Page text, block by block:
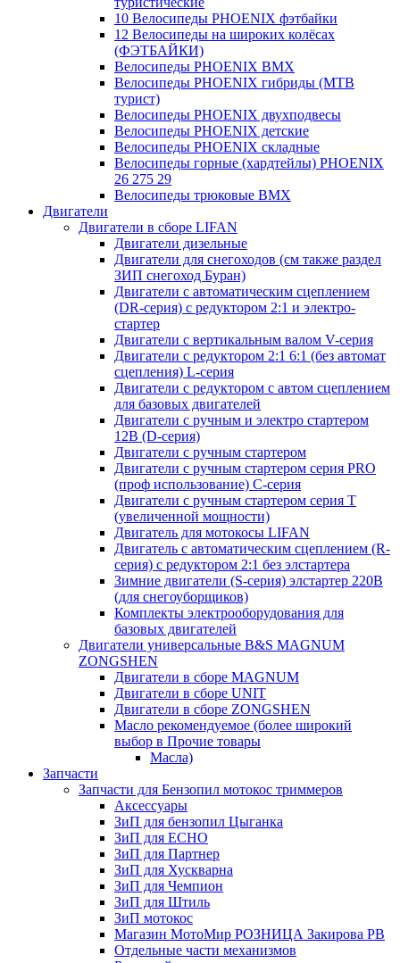
10 Велосипеды PHOENIX фэтбайки
12 Велосипеды на широких колёсах
(ФЭТБАЙКИ)
Велосипеды PHOENIX BMX
Велосипеды PHOENIX гибриды (MTB
турист)
Велосипеды PHOENIX двухподвесы
Велосипеды PHOENIX детские
Велосипеды PHOENIX складные
Велосипеды горные (хардтейлы) PHOENIX
26 275 29
Велосипеды трюковые BMX
Двигатели
Двигатели в сборе LIFAN
Двигатели дизельные
Двигатели для снегоходов (см также раздел
ЗИП снегоход Буран)
Двигатели с автоматическим сцеплением
(DR-серия) с редуктором 2:1 и электро-
стартер
Двигатели с вертикальным валом V-серия
Двигатели с редуктором 2:1 6:1 (без автомат
сцепления) L-серия
Двигатели с редуктором с автом сцеплением
для базовых двигателей
Двигатели с ручным и электро стартером
12В (D-серия)
Двигатели с ручным стартером
Двигатели с ручным стартером серия PRO
(проф использование) C-серия
Двигатели с ручным стартером серия Т
(увеличенной мощности)
Двигатель для мотокосы LIFAN
Двигатель с автоматическим сцеплением (R-
серия) с редуктором 2:1 без элстартера
Зимние двигатели (S-серия) элстартер 220В
(для снегоуборщиков)
Комплекты электрооборудования для
базовых двигателей
Двигатели универсальные B&S MAGNUM
ZONGSHEN
Двигатели в сборе MAGNUM
Двигатели в сборе UNIT
Двигатели в сборе ZONGSHEN
Масло рекомендуемое (более широкий
выбор в Прочие товары
Масла)
Запчасти
Запчасти для Бензопил мотокос триммеров
Аксессуары
ЗиП для бензопил Цыганка
ЗиП для ЕСНО
ЗиП для Партнер
ЗиП для Хускварна
ЗиП для Чемпион
ЗиП для Штиль
ЗиП мотокос
Магазин МотоМир РОЗНИЦА Закирова РВ
Отдельные части механизмов